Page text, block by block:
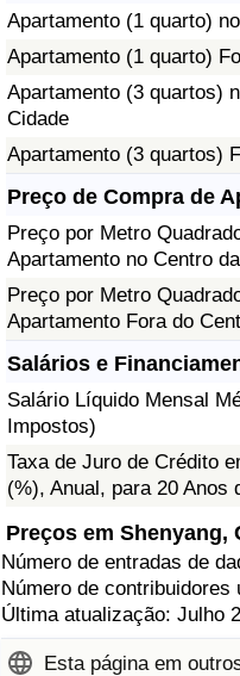
Apartamento (1 quarto)
Apartamento (1 quarto)
Apartamento (3 quartos)
Cidade
Apartamento (3 quartos)
Preço de Compra de
Preço por Metro
Apartamento no Centro
Preço por Metro
Apartamento Fora do
Salários e
Salário Líquido Mensal
Impostos)
Taxa de Juro de Crédito
(%), Anual, para 20 Anos
Preços em Shenyang,
Número de entradas de
Número de
Última atualização: Julho
Esta página em